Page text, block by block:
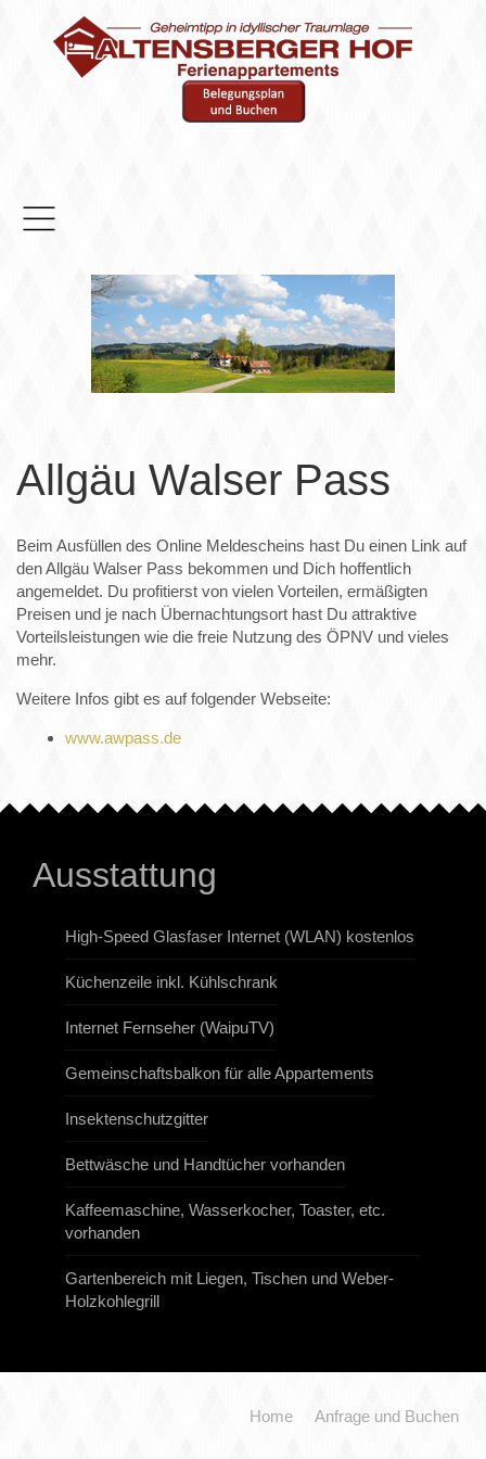
Allgäu Walser Pass
Beim Ausfüllen des Online Meldescheins hast Du einen Link auf
den Allgäu Walser Pass bekommen und Dich hoffentlich
angemeldet. Du profitierst von vielen Vorteilen, ermäßigten
Preisen und je nach Übernachtungsort hast Du attraktive
Vorteilsleistungen wie die freie Nutzung des ÖPNV und vieles
mehr.
Weitere Infos gibt es auf folgender Webseite:
www.awpass.de
Ausstattung
High-Speed Glasfaser Internet (WLAN) kostenlos
Küchenzeile inkl. Kühlschrank
Internet Fernseher (WaipuTV)
Gemeinschaftsbalkon für alle Appartements
Insektenschutzgitter
Bettwäsche und Handtücher vorhanden
Kaffeemaschine, Wasserkocher, Toaster, etc.
vorhanden
Gartenbereich mit Liegen, Tischen und Weber-
Holzkohlegrill
Home Anfrage und Buchen